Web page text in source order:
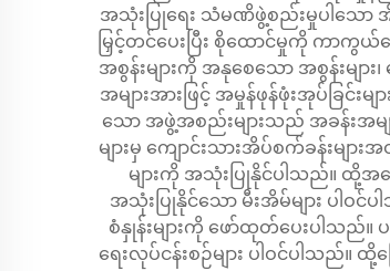
အသုံးပြုရေး သံမဏိဖွဲ့စည်းမှုပါသေ
မြှင့်တင်ပေးပြီး စိုထောင်မှုကို ကာကွ
အစွန်းများကို အနုစေသော အစွန်းမျာ
အများအားဖြင့် အမှုန်ဖုန်ဖုံးအုပ်ခြ
သော အဖွဲ့အစည်းများသည် အခန်းအမ
များမှ ကျောင်းသားအိပ်စက်ခန်းမ
များကို အသုံးပြုနိုင်ပါသည်။ ထို့အ
အသုံးပြုနိုင်သော မီးအိမ်များ ပါ
စံနှုန်းများကို ဖော်ထုတ်ပေးပါသည်။
ရေးလုပ်ငန်းစဉ်များ ပါဝင်ပါသည်